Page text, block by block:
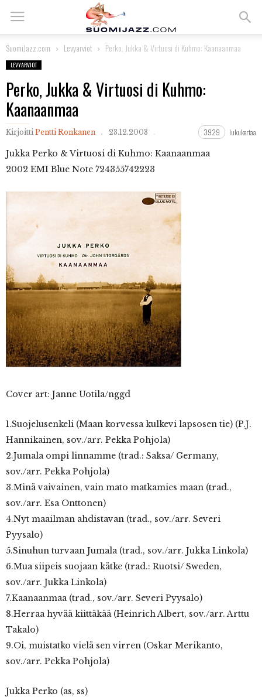
SuomiJazz.com Levyarviot Perko, Jukka & Virtuosi di Kuhmo: Kaanaanmaa
LEVYARVIOT
Perko, Jukka & Virtuosi di Kuhmo:
Kaanaanmaa
Kirjoitti Pentti Ronkanen 23.12.2003 3929 lukukertaa
Jukka Perko & Virtuosi di Kuhmo: Kaanaanmaa
2002 EMI Blue Note 724355742223
Cover art: Janne Uotila/nggd
1.Suojelusenkeli (Maan korvessa kulkevi lapsosen tie) (P.J.
Hannikainen, sov./arr. Pekka Pohjola)
2.Jumala ompi linnamme (trad.: Saksa/ Germany,
sov./arr. Pekka Pohjola)
3.Minä vaivainen, vain mato matkamies maan (trad.,
sov./arr. Esa Onttonen)
4.Nyt maailman ahdistavan (trad., sov./arr. Severi
Pyysalo)
5.Sinuhun turvaan Jumala (trad., sov./arr. Jukka Linkola)
6.Mua siipeis suojaan kätke (trad.: Ruotsi/ Sweden,
sov./arr. Jukka Linkola)
7.Kaanaanmaa (trad., sov./arr. Severi Pyysalo)
8.Herraa hyvää kiittäkää (Heinrich Albert, sov./arr. Arttu
Takalo)
9.Oi, muistatko vielä sen virren (Oskar Merikanto,
sov./arr. Pekka Pohjola)
Jukka Perko (as, ss)